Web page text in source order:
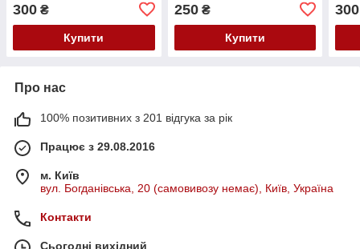
ST3120022A ST3160021A
300 ₴
Купити
ST93015A ST94019A
ST94011A
250₴
Купити
300
Про нас
100% позитивних з 201 відгука за рік
Працює з 29.08.2016
м. Київ
вул. Богданівська, 20 (самовивозу немає), Київ, Україна
Контакти
Сьогодні вихідний